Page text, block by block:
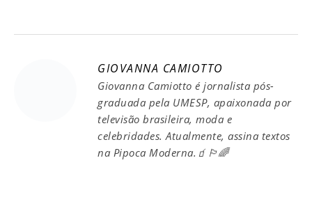
GIOVANNA CAMIOTTO
Giovanna Camiotto é jornalista pós-
graduada pela UMESP, apaixonada por
televisão brasileira, moda e
celebridades. Atualmente, assina textos
na Pipoca Moderna.🧃🏳️‍🌈